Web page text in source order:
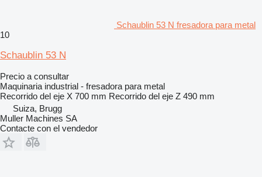
Schaublin 53 N fresadora para metal
10
Schaublin 53 N
Precio a consultar
Maquinaria industrial - fresadora para metal
Recorrido del eje X 700 mm Recorrido del eje Z 490 mm
Suiza, Brugg
Muller Machines SA
Contacte con el vendedor